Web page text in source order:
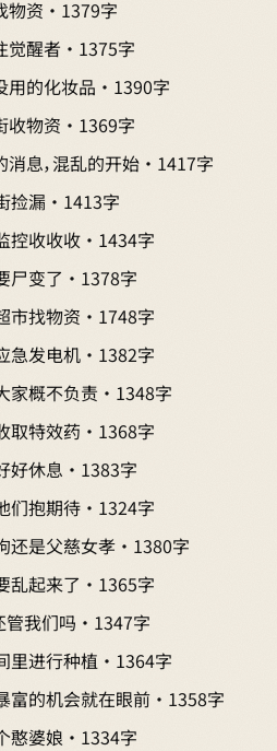
物资 · 1379字
觉醒者 · 1375字
用的化妆品 · 1390字
收物资 · 1369字
消息，混乱的开始 · 1417字
捡漏 · 1413字
控收收收 · 1434字
尸变了 · 1378字
市找物资 · 1748字
急发电机 · 1382字
家概不负责 · 1348字
取特效药 · 1368字
好休息 · 1383字
们抱期待 · 1324字
还是父慈女孝 · 1380字
乱起来了 · 1365字
我们吗 · 1347字
里进行种植 · 1364字
富的机会就在眼前 · 1358字
憨婆娘 · 1334字